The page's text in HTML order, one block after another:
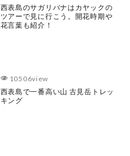
西表島のサガリバナはカヤックの
ツアーで見に行こう。開花時期や
花言葉も紹介！
10506view
西表島で一番高い山 古見岳トレッ
キング